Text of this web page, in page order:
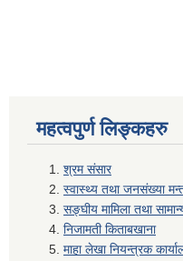
महत्वपुर्ण लिङ्कहरु
श्रम संसार
स्वास्थ्य तथा जनसंख्या
सङ्घीय मामिला तथा
निजामती किताबखाना
माहा लेखा नियन्त्रक